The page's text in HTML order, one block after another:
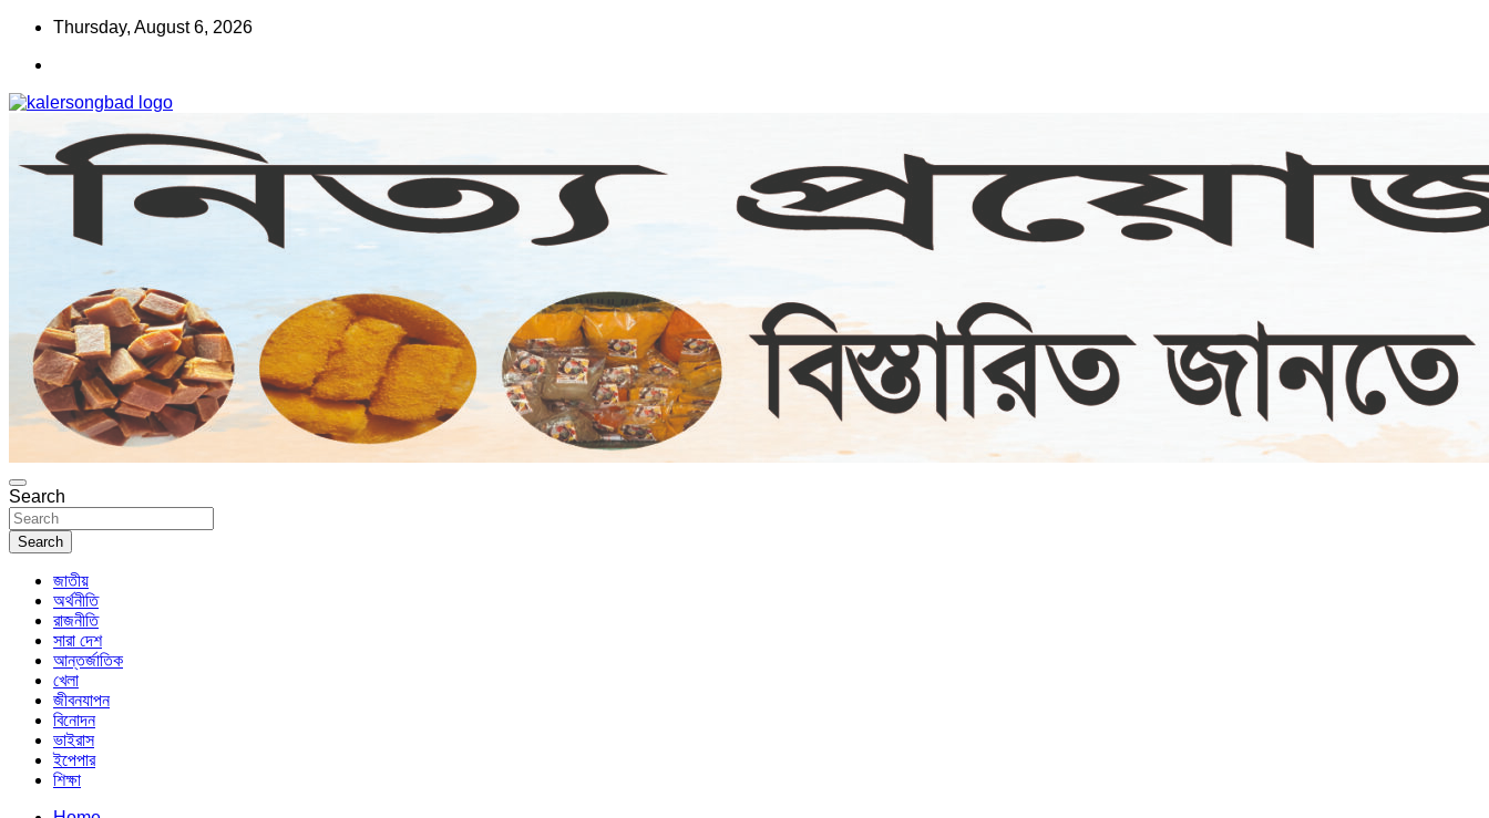
Skip
content
Thursday, August 6, 2026
কালের সংবাদ
www.kalersongbad.com
Search
Search
জাতীয়
অর্থনীতি
রাজনীতি
সারা দেশ
আন্তর্জাতিক
খেলা
জীবনযাপন
বিনোদন
ভাইরাস
ইপেপার
শিক্ষা